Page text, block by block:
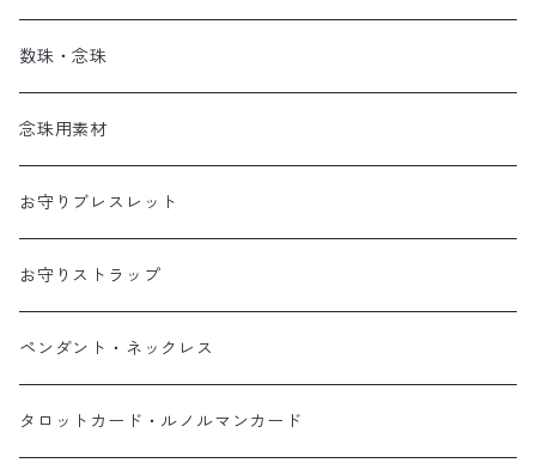
数珠・念珠
念珠用素材
お守りブレスレット
お守りストラップ
ペンダント・ネックレス
タロットカード・ルノルマンカード